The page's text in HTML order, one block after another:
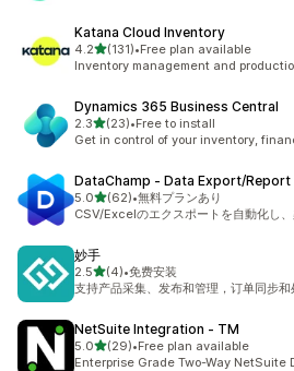
Katana Cloud Inventory
4.25つ星中
(131)
合計レビュー数：131件
•Free plan available
Inventory management and
Dynamics 365 Business Central
2.35つ星中
(23)
合計レビュー数：23件
•Free to install
Get in control of your inventory,
DataChamp ‑ Data Export/Report
5.05つ星中
(62)
合計レビュー数：62件
•無料プランあり
CSV/Excelのエクスポートを自動化し、
妙手
2.55つ星中
(4)
合計レビュー数：4件
•免费安装
支持产品采集、发布和管理，订单同步
NetSuite Integration ‑ TM
5.05つ星中
(29)
合計レビュー数：29件
•Free plan available
Enterprise Grade Two-Way NetSuite